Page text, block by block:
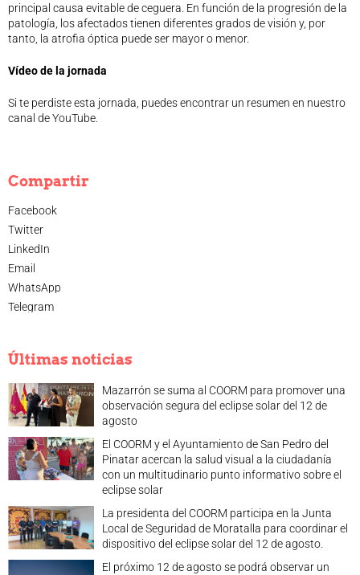
principal causa evitable de ceguera. En función de la progresión de la
patología, los afectados tienen diferentes grados de visión y, por
tanto, la atrofia óptica puede ser mayor o menor.
Vídeo de la jornada
Si te perdiste esta jornada, puedes encontrar un resumen en nuestro
canal de YouTube.
Compartir
Facebook
Twitter
LinkedIn
Email
WhatsApp
Telegram
Últimas noticias
Mazarrón se suma al COORM para promover una
observación segura del eclipse solar del 12 de
agosto
El COORM y el Ayuntamiento de San Pedro del
Pinatar acercan la salud visual a la ciudadanía
con un multitudinario punto informativo sobre el
eclipse solar
La presidenta del COORM participa en la Junta
Local de Seguridad de Moratalla para coordinar el
dispositivo del eclipse solar del 12 de agosto.
El próximo 12 de agosto se podrá observar un